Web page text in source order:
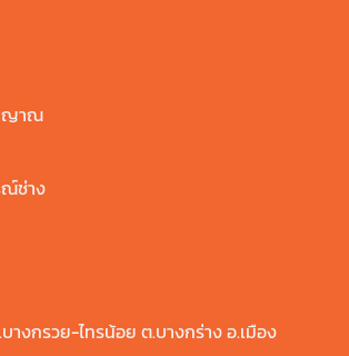
ญาณ
ณ์ช่าง
างกรวย-ไทรน้อย ต.บางกร่าง อ.เมือง